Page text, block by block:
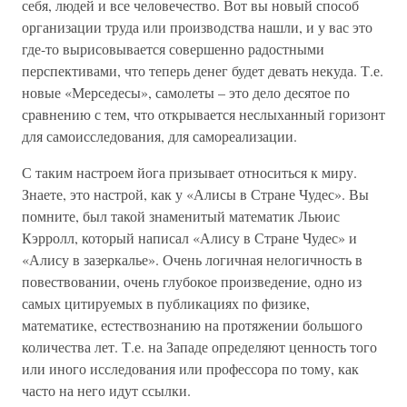
себя, людей и все человечество. Вот вы новый способ
организации труда или производства нашли, и у вас это
где-то вырисовывается совершенно радостными
перспективами, что теперь денег будет девать некуда. Т.е.
новые «Мерседесы», самолеты – это дело десятое по
сравнению с тем, что открывается неслыханный горизонт
для самоисследования, для самореализации.
С таким настроем йога призывает относиться к миру.
Знаете, это настрой, как у «Алисы в Стране Чудес». Вы
помните, был такой знаменитый математик Льюис
Кэрролл, который написал «Алису в Стране Чудес» и
«Алису в зазеркалье». Очень логичная нелогичность в
повествовании, очень глубокое произведение, одно из
самых цитируемых в публикациях по физике,
математике, естествознанию на протяжении большого
количества лет. Т.е. на Западе определяют ценность того
или иного исследования или профессора по тому, как
часто на него идут ссылки.